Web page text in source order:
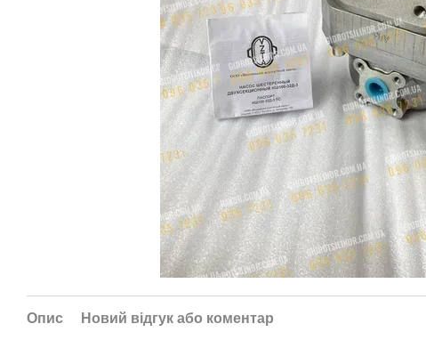
Опис Новий відгук або коментар